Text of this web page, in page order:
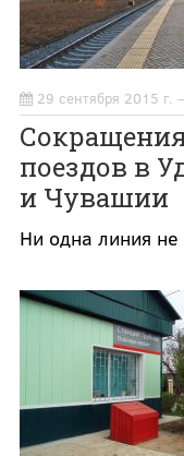
29 сентября 2015
поездов в
и Чувашии
Ни одна линия не